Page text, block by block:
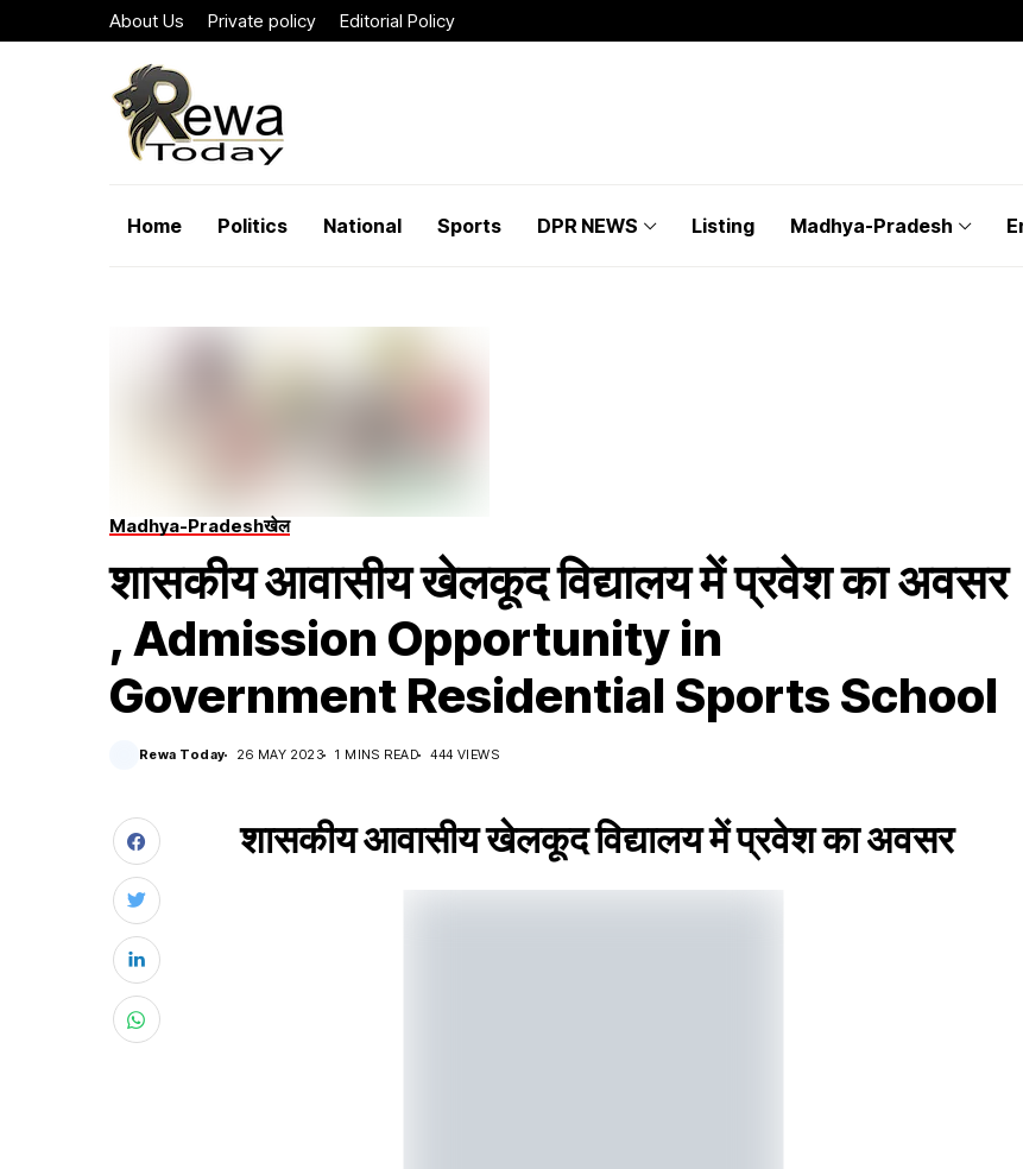
About Us Private policy Editorial Policy
Home Politics National Sports DPR NEWS Listing Madhya-Pradesh
Madhya-Pradeshखेल
शासकीय आवासीय खेलकूद विद्यालय में प्रवेश का अवसर
, Admission Opportunity in
Government Residential Sports School
Rewa Today 26 MAY 2023 1 MINS READ 444 VIEWS
शासकीय आवासीय खेलकूद विद्यालय में प्रवेश का अवसर